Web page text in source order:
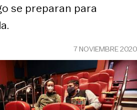
se preparan para
7 NOVIEMBRE 2020